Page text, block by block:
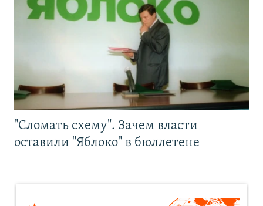
"Сломать схему". Зачем власти
оставили "Яблоко" в бюллетене